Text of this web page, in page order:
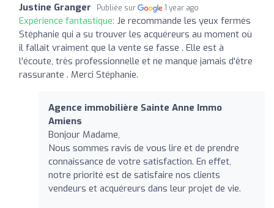
Justine Granger Publiée sur 1 year ago
Expérience fantastique: Je recommande les yeux fermés
Stéphanie qui a su trouver les acquéreurs au moment où
il fallait vraiment que la vente se fasse . Elle est à
l'écoute, très professionnelle et ne manque jamais d'être
rassurante . Merci Stéphanie.
Agence immobilière Sainte Anne Immo
Amiens
Bonjour Madame,
Nous sommes ravis de vous lire et de prendre
connaissance de votre satisfaction. En effet,
notre priorité est de satisfaire nos clients
vendeurs et acquéreurs dans leur projet de vie.